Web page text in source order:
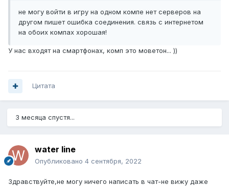
не могу войти в игру на одном компе нет серверов на
другом пишет ошибка соединения. связь с интернетом
на обоих компах хорошая!
У нас входят на смартфонах, комп это моветон... ))
Цитата
3 месяца спустя...
water line
Опубликовано 4 сентября, 2022
Здравствуйте,не могу ничего написать в чат-не вижу даже